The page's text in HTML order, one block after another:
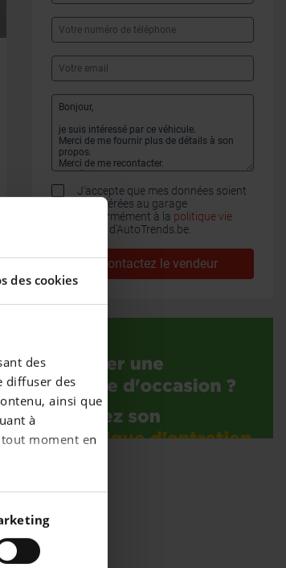
des cookies
des
diffuser des
ainsi que
à
moment en
mètres
(empreintes
J'accepte que mes données soient
transférées au garage
conformément à la politique vie
d’AutoTrends.be.
Contactez le vendeur